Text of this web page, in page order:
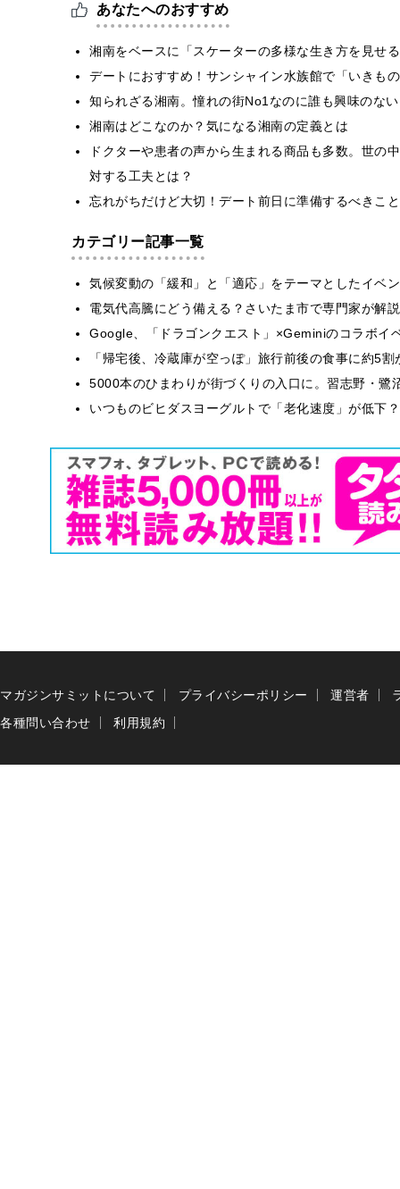
あなたへのおすすめ
湘南をベースに「スケーターの多様な生き方を見せ
デートにおすすめ！サンシャイン水族館で「いきも
知られざる湘南。憧れの街No1なのに誰も興味のな
湘南はどこなのか？気になる湘南の定義とは
ドクターや患者の声から生まれる商品も多数。世の
対する工夫とは？
忘れがちだけど大切！デート前日に準備するべきこ
カテゴリー記事一覧
気候変動の「緩和」と「適応」をテーマとしたイベ
電気代高騰にどう備える？さいたま市で専門家が解
Google、「ドラゴンクエスト」×Geminiのコラボイ
「帰宅後、冷蔵庫が空っぽ」旅行前後の食事に約5
5000本のひまわりが街づくりの入口に。習志野・
いつものビヒダスヨーグルトで「老化速度」が低
マガジンサミットについて プライバシーポリシー 運営者
各種問い合わせ
利用規約